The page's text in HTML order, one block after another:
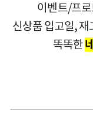
이벤트/프로
신상품 입고일, 재
똑똑한